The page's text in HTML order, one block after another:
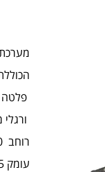
פלטה
רוחב 200 ס"מ
עומק 95 ס"מ